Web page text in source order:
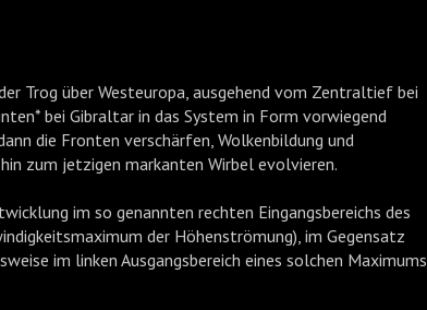
Trog über Westeuropa, ausgehend vom Zentraltief bei
bei Gibraltar in das System in Form vorwiegend
die Fronten verschärfen, Wolkenbildung und
zum jetzigen markanten Wirbel evolvieren.
im so genannten rechten Eingangsbereichs des
der Höhenströmung), im Gegensatz
im linken Ausgangsbereich eines solchen Maximums